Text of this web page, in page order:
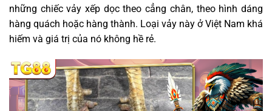
những chiếc vảy xếp dọc theo cẳng chân, theo hình dáng
hàng quách hoặc hàng thành. Loại vảy này ở Việt Nam khá
hiếm và giá trị của nó không hề rẻ.